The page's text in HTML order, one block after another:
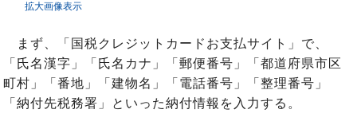
拡大画像表示
まず、「国税クレジットカードお支払サイト」で、
「氏名漢字」「氏名カナ」「郵便番号」「都道府県市区
町村」「番地」「建物名」「電話番号」「整理番号」
「納付先税務署」といった納付情報を入力する。